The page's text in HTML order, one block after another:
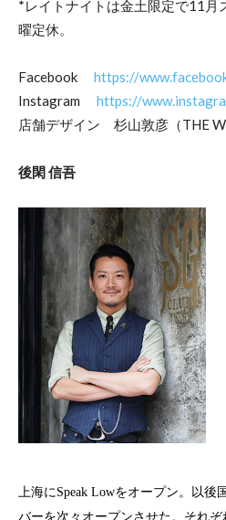
*レイトナイトは金土限定で11月
曜定休。
Facebook https://
Instagram https://
店舗デザイン 杉山敦彦（THE
後閑 信吾
上海にSpeak Lowをオープン。以後
バーを次々オープンさせた。それ